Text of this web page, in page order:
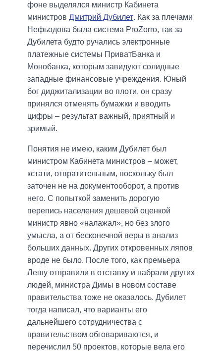
фоне выделялся министр Кабинета
министров Дмитрий Дубилет. Как за плечами
Нефьодова была система ProZorro, так за
Дубилета будто ручались электронные
платежные системы ПриватБанка и
Монобанка, которым завидуют солидные
западные финансовые учреждения. Юный
бог диджитализации во плоти, он сразу
принялся отменять бумажки и вводить
цифры – результат важный, приятный и
зримый.
Понятия не имею, каким Дубилет был
министром Кабинета министров – может,
кстати, отвратительным, поскольку был
заточен не на документооборот, а против
него. С попыткой заменить дорогую
перепись населения дешевой оценкой
министр явно «налажал», но без злого
умысла, а от бесконечной веры в анализ
больших данных. Других откровенных ляпов
вроде не было. После того, как премьера
Лешу отправили в отставку и набрали других
людей, министра Димы в новом составе
правительства тоже не оказалось. Дубилет
тогда написал, что варианты его
дальнейшего сотрудничества с
правительством обговариваются, и
перечислил 50 проектов, которые вела его